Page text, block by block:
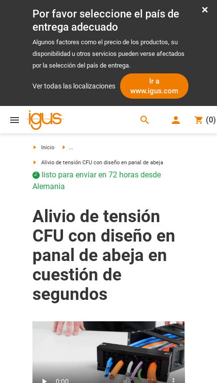
Por favor seleccione el país de
entrega adecuado
Algunos factores como el precio de los productos, su
disponibilidad u otros servicios pueden verse afectados
por la selección del país de entrega.
Ver todas las localizaciones
Ir a
www.igus.com
search (0)
Inicio ...
Alivio de tensión CFU con diseño en panal de abeja
listo para enviar en 72 horas desde
Alemania
Alivio de tensión
CFU con diseño en
panal de abeja en
cuestión de
segundos